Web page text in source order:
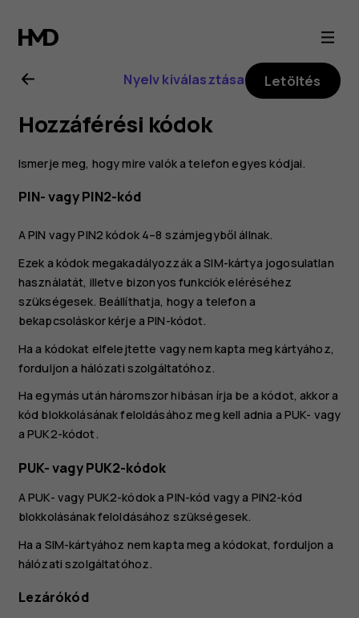
Nokia
2.1
felhasználói
kézikönyv
Nyelv kiválasztása Letöltés
Hozzáférési kódok
Ismerje meg, hogy mire valók a telefon egyes kódjai.
PIN- vagy PIN2-kód
A PIN vagy PIN2 kódok 4–8 számjegyből állnak.
Ezek a kódok megakadályozzák a SIM-kártya jogosulatlan
használatát, illetve bizonyos funkciók eléréséhez
szükségesek. Beállíthatja, hogy a telefon a
bekapcsoláskor kérje a PIN-kódot.
Ha a kódokat elfelejtette vagy nem kapta meg kártyához,
forduljon a hálózati szolgáltatóhoz.
Ha egymás után háromszor hibásan írja be a kódot, akkor a
kód blokkolásának feloldásához meg kell adnia a PUK- vagy
a PUK2-kódot.
PUK- vagy PUK2-kódok
A PUK- vagy PUK2-kódok a PIN-kód vagy a PIN2-kód
blokkolásának feloldásához szükségesek.
Ha a SIM-kártyához nem kapta meg a kódokat, forduljon a
hálózati szolgáltatóhoz.
Lezárókód